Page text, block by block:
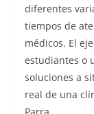
diferentes
tiempos de
médicos. El
estudiantes o
soluciones a
real de una
Parra.